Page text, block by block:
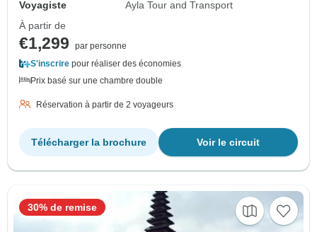
Voyagiste
Ayla Tour and Transport
À partir de
€1,299
par personne
S'inscrire pour réaliser des économies
Prix basé sur une chambre double
Réservation à partir de 2 voyageurs
Voir le circuit
Télécharger la brochure
30% de remise